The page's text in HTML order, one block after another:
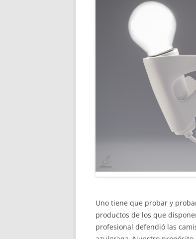
Uno tiene que probar y
productos de los que
profesional defendió las